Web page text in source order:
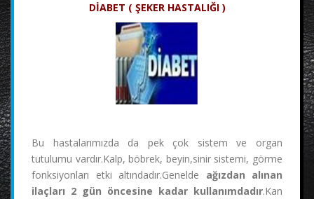
DİABET ( ŞEKER HASTALIĞI )
Bu hastalarımızda da pek çok sistem ve organ
tutulumu vardır.Kalp, böbrek, beyin,sinir sistemi, görme
fonksiyonları etki altındadır.Genelde ağızdan alınan
ilaçları 2 gün öncesine kadar kullanımdadır.Kan